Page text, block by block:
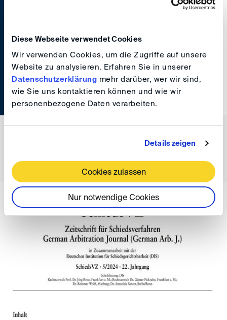
Diese Webseite verwendet Cookies
Wir verwenden Cookies, um die Zugriffe auf unsere
Website zu analysieren. Erfahren Sie in unserer
Datenschutzerklärung mehr darüber, wer wir sind,
wie Sie uns kontaktieren können und wie wir
personenbezogene Daten verarbeiten.
Details zeigen
Cookies zulassen
Nur notwendige Cookies